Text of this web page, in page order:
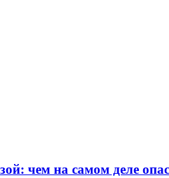
чем на самом деле